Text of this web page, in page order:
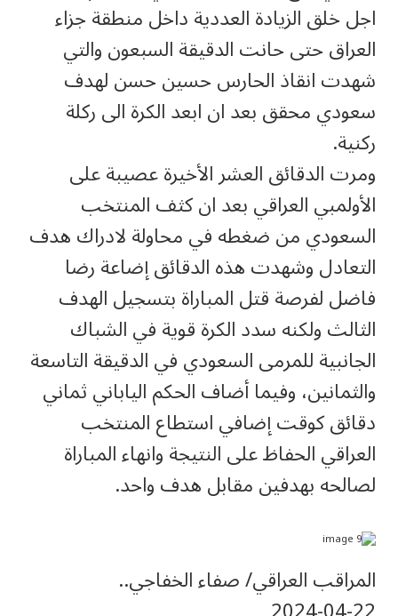
اجل خلق الزيادة العددية داخل منطقة جزاء
العراق حتى حانت الدقيقة السبعون والتي
شهدت انقاذ الحارس حسين حسن لهدف
سعودي محقق بعد ان ابعد الكرة الى ركلة
ركنية.
ومرت الدقائق العشر الأخيرة عصيبة على
الأولمبي العراقي بعد ان كثف المنتخب
السعودي من ضغطه في محاولة لادراك هدف
التعادل وشهدت هذه الدقائق إضاعة رضا
فاضل لفرصة قتل المباراة بتسجيل الهدف
الثالث ولكنه سدد الكرة قوية في الشباك
الجانبية للمرمى السعودي في الدقيقة التاسعة
والثمانين، وفيما أضاف الحكم الياباني ثماني
دقائق كوقت إضافي استطاع المنتخب
العراقي الحفاظ على النتيجة وانهاء المباراة
لصالحه بهدفين مقابل هدف واحد.
المراقب العراقي/ صفاء الخفاجي..